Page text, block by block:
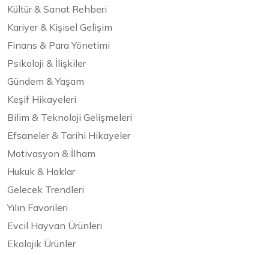
Kültür & Sanat Rehberi
Kariyer & Kişisel Gelişim
Finans & Para Yönetimi
Psikoloji & İlişkiler
Gündem & Yaşam
Keşif Hikayeleri
Bilim & Teknoloji Gelişmeleri
Efsaneler & Tarihi Hikayeler
Motivasyon & İlham
Hukuk & Haklar
Gelecek Trendleri
Yılın Favorileri
Evcil Hayvan Ürünleri
Ekolojik Ürünler